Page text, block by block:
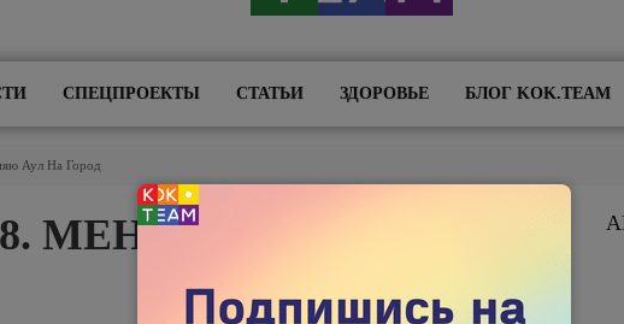
СПЕЦПРОЕКТЫ СТАТЬИ ЗДОРОВЬЕ БЛОГ KOK.TEAM
Аул На Город
МЕНЯЮ АУЛ НА